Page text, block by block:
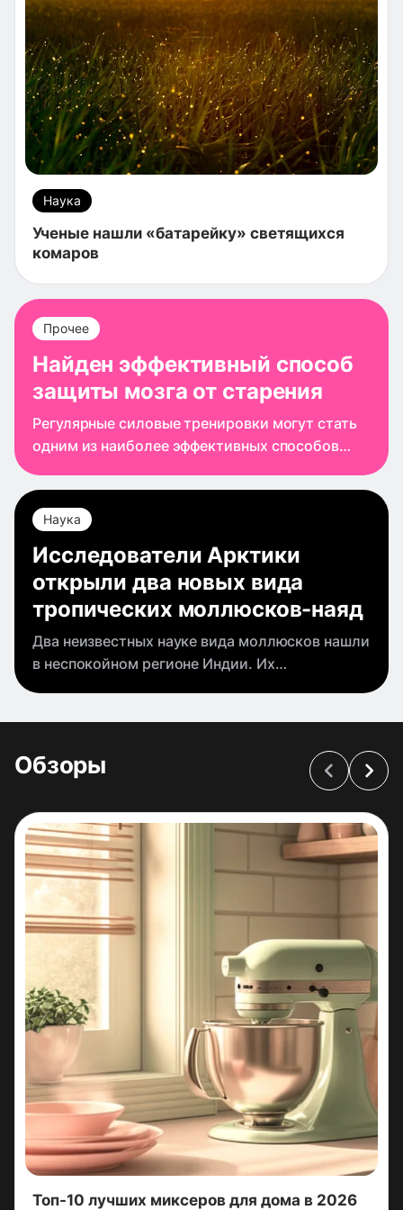
Наука
Ученые нашли «батарейку» светящихся
комаров
Прочее
Найден эффективный способ
защиты мозга от старения
Регулярные силовые тренировки могут стать
одним из наиболее эффективных способов
К такому выводу пришли ученые,
проанализировавшие результаты 28
исследований 2014−2024
Наука
Исследователи Арктики
открыли два новых вида
тропических моллюсков-наяд
Два неизвестных науке вида моллюсков нашли
в неспокойном регионе Индии. Их
Индии описала два новых
Обзоры
Топ-10 лучших миксеров для дома в 2026